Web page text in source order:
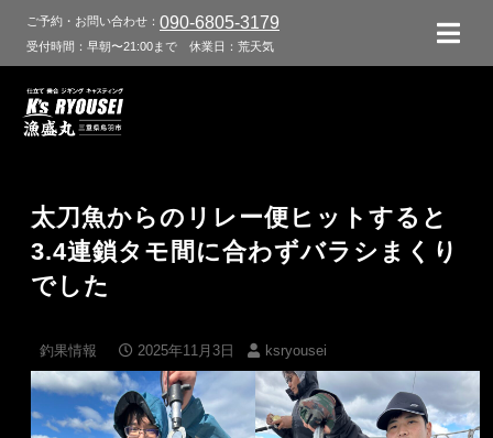
ご予約・お問い合わせ： 090-6805-3179
受付時間：早朝〜21:00まで 休業日：荒天気
太刀魚からのリレー便ヒットすると
3.4連鎖タモ間に合わずバラシまくり
でした
釣果情報 2025年11月3日 ksryousei